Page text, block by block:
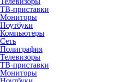
ТВ-приставки
Мониторы
Ноутбуки
Компьютеры
Сеть
Полиграфия
Телевизоры
ТВ-приставки
Мониторы